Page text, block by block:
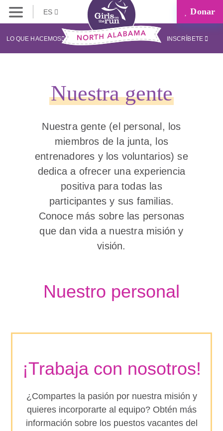
ES Donar
LO QUE HACEMOS INSCRÍBETE
Nuestra gente
Nuestra gente (el personal, los
miembros de la junta, los
entrenadores y los voluntarios) se
dedica a ofrecer una experiencia
positiva para todas las
participantes y sus familias.
Conoce más sobre las personas
que dan vida a nuestra misión y
visión.
Nuestro personal
¡Trabaja con nosotros!
¿Compartes la pasión por nuestra misión y
quieres incorporarte al equipo? Obtén más
información sobre los puestos vacantes del